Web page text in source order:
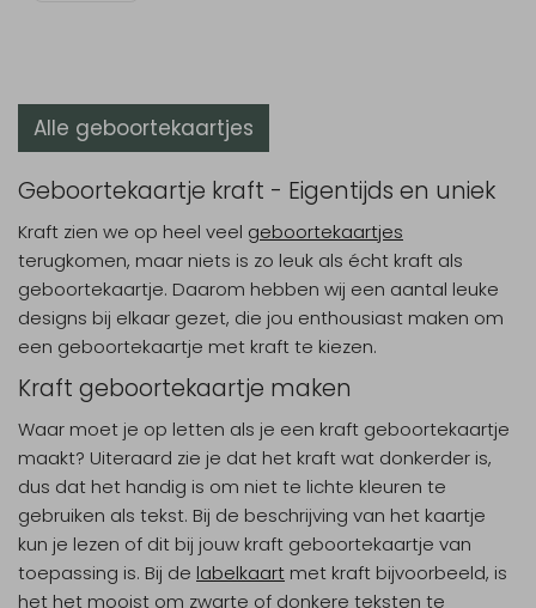
Alle geboortekaartjes
Geboortekaartje kraft - Eigentijds en uniek
Kraft zien we op heel veel geboortekaartjes
terugkomen, maar niets is zo leuk als écht kraft als
geboortekaartje. Daarom hebben wij een aantal leuke
designs bij elkaar gezet, die jou enthousiast maken om
een geboortekaartje met kraft te kiezen.
Kraft geboortekaartje maken
Waar moet je op letten als je een kraft geboortekaartje
maakt? Uiteraard zie je dat het kraft wat donkerder is,
dus dat het handig is om niet te lichte kleuren te
gebruiken als tekst. Bij de beschrijving van het kaartje
kun je lezen of dit bij jouw kraft geboortekaartje van
toepassing is. Bij de labelkaart met kraft bijvoorbeeld, is
het het mooist om zwarte of donkere teksten te